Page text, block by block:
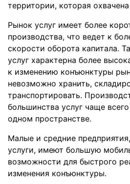
территории, которая
Рынок услуг имеет более
производства, что ведет к
скорости оборота капитала.
услуг характерна более
к изменению конъюнктуры
невозможно хранить,
транспортировать.
большинства услуг чаще
одном пространстве.
Малые и средние
услуги, имеют большую
возможности для быстрого
изменения конъюнктуры.